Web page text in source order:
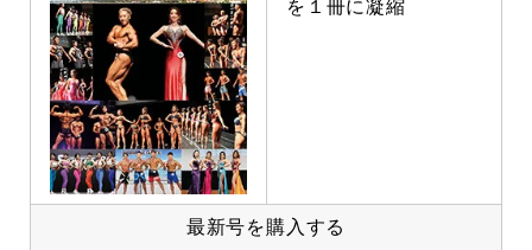
を１冊に凝縮
最新号を購入する